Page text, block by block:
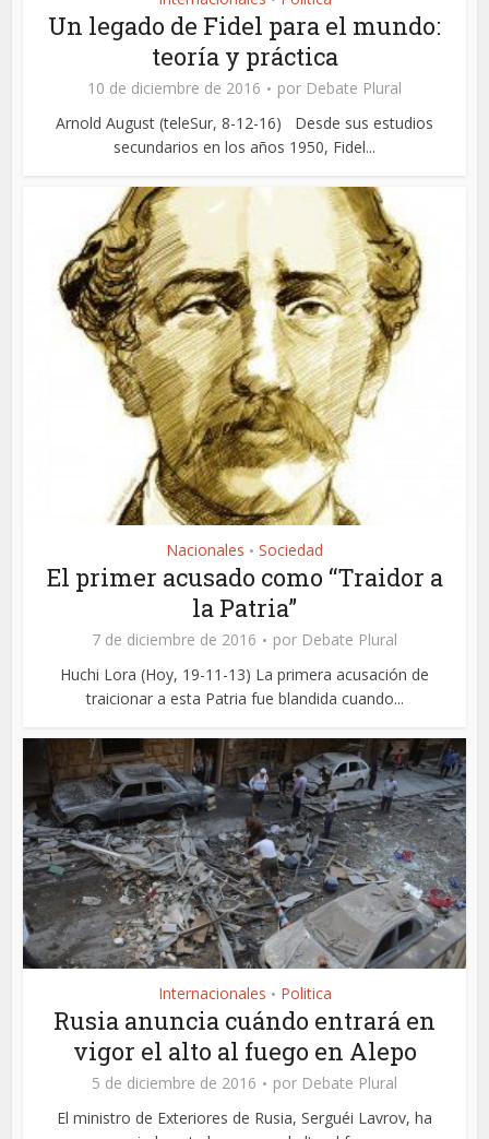
Un legado de Fidel para el mundo:
teoría y práctica
10 de diciembre de 2016 por Debate Plural
Arnold August (teleSur, 8-12-16) Desde sus estudios
secundarios en los años 1950, Fidel...
Nacionales • Sociedad
El primer acusado como “Traidor a
la Patria”
7 de diciembre de 2016 por Debate Plural
Huchi Lora (Hoy, 19-11-13) La primera acusación de
traicionar a esta Patria fue blandida cuando...
Internacionales • Politica
Rusia anuncia cuándo entrará en
vigor el alto al fuego en Alepo
5 de diciembre de 2016 por Debate Plural
El ministro de Exteriores de Rusia, Serguéi Lavrov, ha